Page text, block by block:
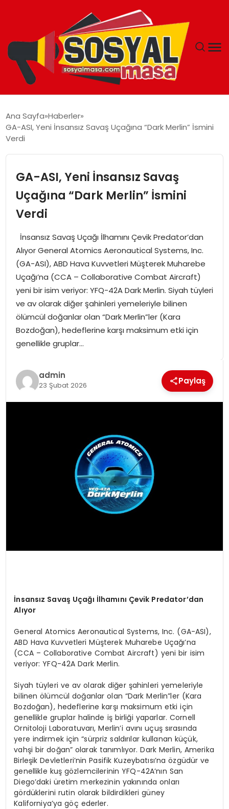
EKONOMI
EĞITIM
SPOR
GÜNDEM
MAGAZIN
Ana Sayfa Haberler
GA-ASI, Yeni İnsansız Savaş Uçağına “Dark Merlin” İsmini
Verdi
GA-ASI, Yeni İnsansız Savaş
Uçağına “Dark Merlin” İsmini
Verdi
İnsansız Savaş Uçağı İlhamını Çevik Predator’dan
Alıyor General Atomics Aeronautical Systems, Inc.
(GA-ASI), ABD Hava Kuvvetleri Müşterek Muharebe
Uçağı’na (CCA – Collaborative Combat Aircraft)
yeni bir isim veriyor: YFQ-42A Dark Merlin. Siyah tüyleri
ve av olarak diğer şahinleri yemeleriyle bilinen
ölümcül doğanlar olan “Dark Merlin”ler (Kara
Bozdoğan), hedeflerine karşı maksimum etki için
genellikle gruplar…
admin
23 Şubat 2026 Paylaş
İnsansız Savaş Uçağı İlhamını Çevik Predator’dan
Alıyor
General Atomics Aeronautical Systems, Inc. (GA-ASI),
ABD Hava Kuvvetleri Müşterek Muharebe Uçağı’na
(CCA – Collaborative Combat Aircraft) yeni bir isim
veriyor: YFQ-42A Dark Merlin.
Siyah tüyleri ve av olarak diğer şahinleri yemeleriyle
bilinen ölümcül doğanlar olan “Dark Merlin”ler (Kara
Bozdoğan), hedeflerine karşı maksimum etki için
genellikle gruplar halinde iş birliği yaparlar. Cornell
Ornitoloji Laboratuvarı, Merlin’i avını uçuş sırasında
yere indirmek için “sürpriz saldırılar kullanan küçük,
vahşi bir doğan” olarak tanımlıyor. Dark Merlin, Amerika
Birleşik Devletleri’nin Pasifik Kuzeybatısı’na özgüdür ve
genellikle kuş gözlemcilerinin YFQ-42A’nın San
Diego’daki üretim merkezinin yakınında onları
gördüklerini rutin olarak bildirdikleri güney
Kaliforniya’ya göç ederler.